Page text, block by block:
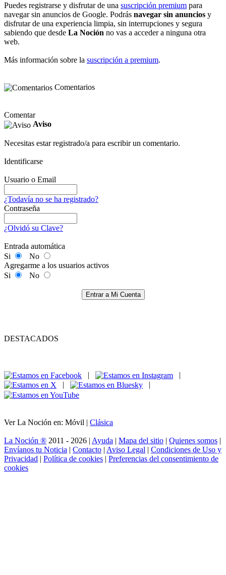
Puedes registrarse y disfrutar de una suscripción premium para
navegar sin anuncios de Google. Podrás navegar sin anuncios y
disfrutar de una experiencia limpia, sin interrupciones y segura
sabiendo que desde La Noción no vas a acceder a ninguna otra
web.
Más información sobre la suscripción a premium.
Comentarios
Comentar
Aviso
Necesitas estar registrado/a para escribir un comentario.
Identificarse
Usuario o Email
¿Todavía no se ha registrado?
Contraseña
¿Olvidó su Clave?
Entrada automática
Si
No
Agregarme a los usuarios activos
Si
No
Entrar a Mi Cuenta
DESTACADOS
|
|
|
|
Ver La Noción en: Móvil | Clásica
La Noción ® 2011 - 2026 | Ayuda | Mapa del sitio | Quienes somos |
Envíanos tu Noticia | Contacto | Aviso Legal | Condiciones de Uso y
Privacidad | Política de cookies | Preferencias del consentimiento de
cookies